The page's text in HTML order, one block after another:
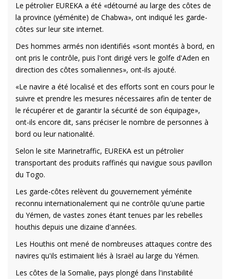
Le pétrolier EUREKA a été «détourné au large des côtes de
la province (yéménite) de Chabwa», ont indiqué les garde-
côtes sur leur site internet.
Des hommes armés non identifiés «sont montés à bord, en
ont pris le contrôle, puis l'ont dirigé vers le golfe d'Aden en
direction des côtes somaliennes», ont-ils ajouté.
«Le navire a été localisé et des efforts sont en cours pour le
suivre et prendre les mesures nécessaires afin de tenter de
le récupérer et de garantir la sécurité de son équipage»,
ont-ils encore dit, sans préciser le nombre de personnes à
bord ou leur nationalité.
Selon le site Marinetraffic, EUREKA est un pétrolier
transportant des produits raffinés qui navigue sous pavillon
du Togo.
Les garde-côtes relèvent du gouvernement yéménite
reconnu internationalement qui ne contrôle qu'une partie
du Yémen, de vastes zones étant tenues par les rebelles
houthis depuis une dizaine d'années.
Les Houthis ont mené de nombreuses attaques contre des
navires qu'ils estimaient liés à Israël au large du Yémen.
Les côtes de la Somalie, pays plongé dans l'instabilité